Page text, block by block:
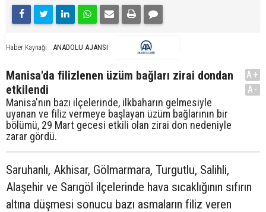
Haber Kaynağı ANADOLU AJANSI
Manisa'da filizlenen üzüm bağları zirai dondan
etkilendi
Manisa'nın bazı ilçelerinde, ilkbaharın gelmesiyle
uyanan ve filiz vermeye başlayan üzüm bağlarının bir
bölümü, 29 Mart gecesi etkili olan zirai don nedeniyle
zarar gördü.
A+
A-
Saruhanlı, Akhisar, Gölmarmara, Turgutlu, Salihli,
Alaşehir ve Sarıgöl ilçelerinde hava sıcaklığının sıfırın
altına düşmesi sonucu bazı asmaların filiz veren